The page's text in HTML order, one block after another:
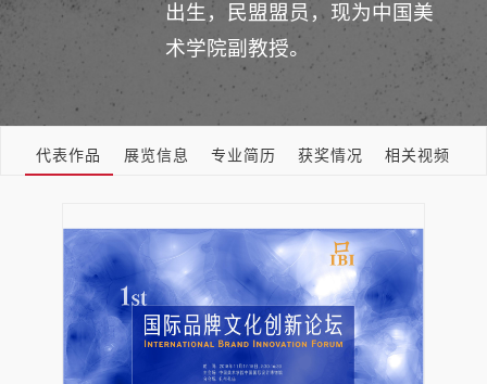
出生，民盟盟员，现为中国美
术学院副教授。
代表作品 展览信息 专业简历 获奖情况 相关视频